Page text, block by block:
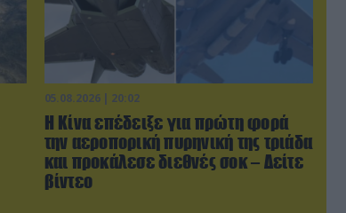
05.08.2026 | 20:02
Η Κίνα επέδειξε για πρώτη φορά
την αεροπορική πυρηνική της τριάδα
και προκάλεσε διεθνές σοκ – Δείτε
βίντεο